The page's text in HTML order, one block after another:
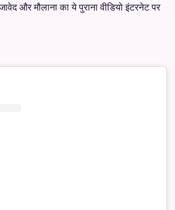
और मौलाना का ये पुराना वीडियो इंटरनेट पर